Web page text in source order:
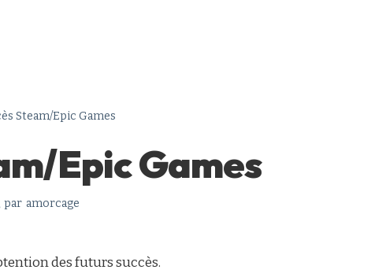
Steam/Epic Games
Epic Games
par amorcage
des futurs succès.